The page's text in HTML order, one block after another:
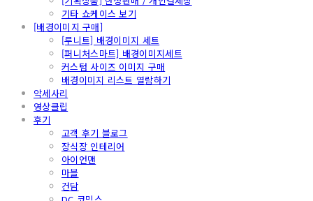
기타 쇼케이스 보기
[배경이미지 구매]
[루니트] 배경이미지 세트
[퍼니처스마트] 배경이미지세트
커스텀 사이즈 이미지 구매
배경이미지 리스트 열람하기
악세사리
영상클립
후기
고객 후기 블로그
장식장 인테리어
아이언맨
마블
건담